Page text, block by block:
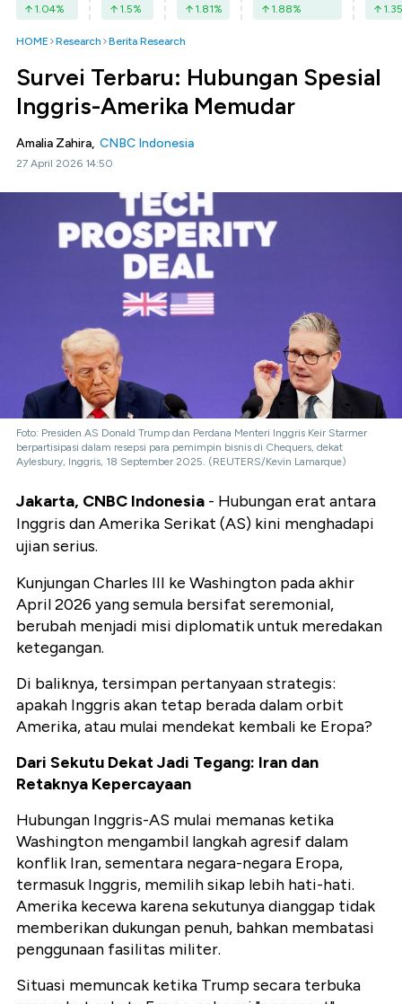
1.04% 1.5% 1.81% 1.88% 1.35
HOME Research Berita Research
Survei Terbaru: Hubungan Spesial
Inggris-Amerika Memudar
Amalia Zahira, CNBC Indonesia
27 April 2026 14:50
Foto: Presiden AS Donald Trump dan Perdana Menteri Inggris Keir Starmer
berpartisipasi dalam resepsi para pemimpin bisnis di Chequers, dekat
Aylesbury, Inggris, 18 September 2025. (REUTERS/Kevin Lamarque)
Jakarta, CNBC Indonesia - Hubungan erat antara
Inggris dan Amerika Serikat (AS) kini menghadapi
ujian serius.
Kunjungan Charles III ke Washington pada akhir
April 2026 yang semula bersifat seremonial,
berubah menjadi misi diplomatik untuk meredakan
ketegangan.
Di baliknya, tersimpan pertanyaan strategis:
apakah Inggris akan tetap berada dalam orbit
Amerika, atau mulai mendekat kembali ke Eropa?
Dari Sekutu Dekat Jadi Tegang: Iran dan
Retaknya Kepercayaan
Hubungan Inggris-AS mulai memanas ketika
Washington mengambil langkah agresif dalam
konflik Iran, sementara negara-negara Eropa,
termasuk Inggris, memilih sikap lebih hati-hati.
Amerika kecewa karena sekutunya dianggap tidak
memberikan dukungan penuh, bahkan membatasi
penggunaan fasilitas militer.
Situasi memuncak ketika Trump secara terbuka